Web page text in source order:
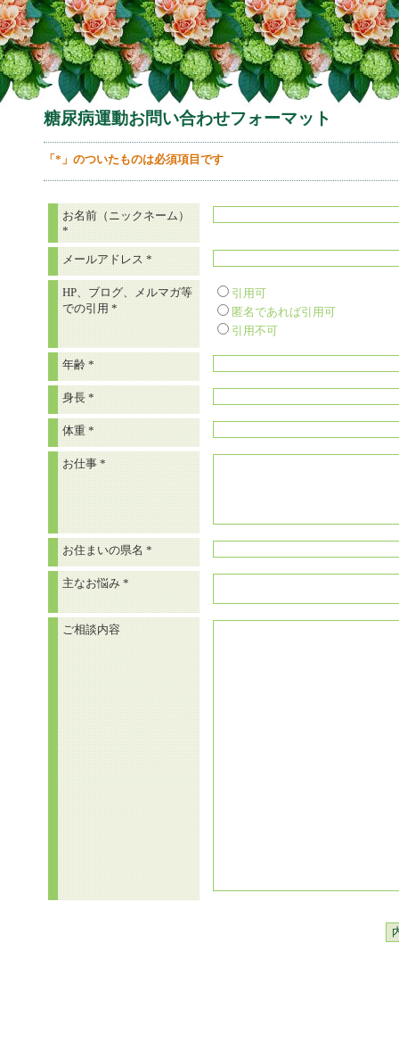
糖尿病運動お問い合わせフォーマット
「*」のついたものは必須項目です
お名前（ニックネーム）
*
メールアドレス*
HP、ブログ、メルマガ等
での引用*
引用可
匿名であれば引用可
引用不可
年齢*
身長*
体重*
お仕事*
お住まいの県名*
主なお悩み*
ご相談内容